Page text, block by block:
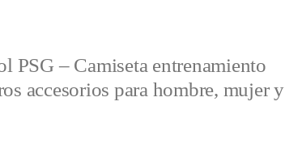
PSG – Camiseta entrenamiento
accesorios para hombre, mujer y